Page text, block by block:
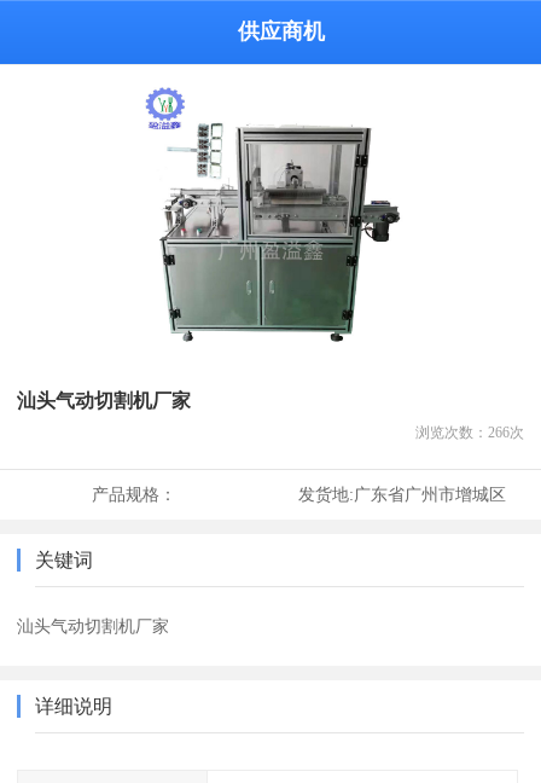
供应商机
汕头气动切割机厂家
浏览次数： 266次
产品规格： 发货地:广东省广州市增城区
关键词
汕头气动切割机厂家
详细说明